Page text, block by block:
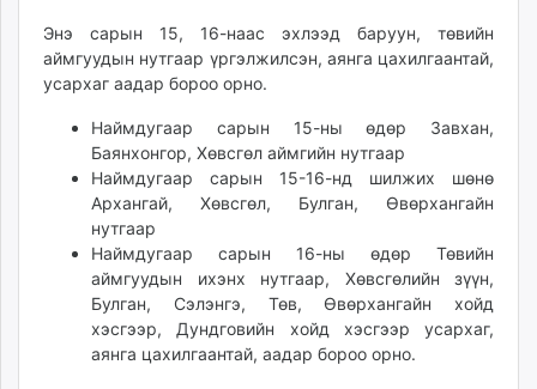
Энэ сарын 15, 16-наас эхлээд баруун, төвийн
аймгуудын нутгаар үргэлжилсэн, аянга цахилгаантай,
усархаг аадар бороо орно.
Наймдугаар сарын 15-ны өдөр Завхан,
Баянхонгор, Хөвсгөл аймгийн нутгаар
Наймдугаар сарын 15-16-нд шилжих шөнө
Архангай, Хөвсгөл, Булган, Өвөрхангайн
нутгаар
Наймдугаар сарын 16-ны өдөр Төвийн
аймгуудын ихэнх нутгаар, Хөвсгөлийн зүүн,
Булган, Сэлэнгэ, Төв, Өвөрхангайн хойд
хэсгээр, Дундговийн хойд хэсгээр усархаг,
аянга цахилгаантай, аадар бороо орно.